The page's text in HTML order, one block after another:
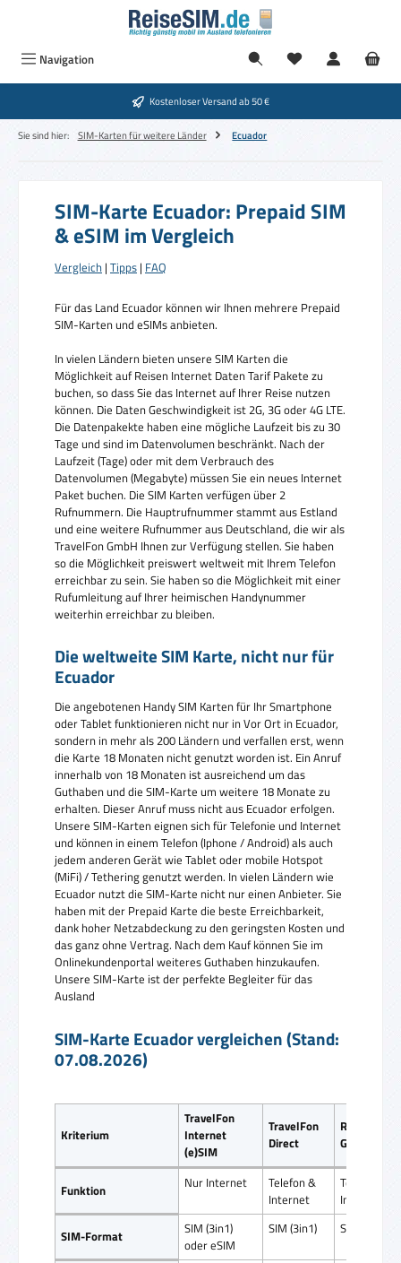
Zum Hauptinhalt springen
Navigation
Kostenloser Versand ab 50 €
Sie sind hier: SIM-Karten für weitere Länder Ecuador
SIM-Karte Ecuador: Prepaid SIM
& eSIM im Vergleich
Vergleich | Tipps | FAQ
Für das Land Ecuador können wir Ihnen mehrere Prepaid
SIM-Karten und eSIMs anbieten.
In vielen Ländern bieten unsere SIM Karten die
Möglichkeit auf Reisen Internet Daten Tarif Pakete zu
buchen, so dass Sie das Internet auf Ihrer Reise nutzen
können. Die Daten Geschwindigkeit ist 2G, 3G oder 4G LTE.
Die Datenpakekte haben eine mögliche Laufzeit bis zu 30
Tage und sind im Datenvolumen beschränkt. Nach der
Laufzeit (Tage) oder mit dem Verbrauch des
Datenvolumen (Megabyte) müssen Sie ein neues Internet
Paket buchen. Die SIM Karten verfügen über 2
Rufnummern. Die Hauptrufnummer stammt aus Estland
und eine weitere Rufnummer aus Deutschland, die wir als
TravelFon GmbH Ihnen zur Verfügung stellen. Sie haben
so die Möglichkeit preiswert weltweit mit Ihrem Telefon
erreichbar zu sein. Sie haben so die Möglichkeit mit einer
Rufumleitung auf Ihrer heimischen Handynummer
weiterhin erreichbar zu bleiben.
Die weltweite SIM Karte, nicht nur für
Ecuador
Die angebotenen Handy SIM Karten für Ihr Smartphone
oder Tablet funktionieren nicht nur in Vor Ort in Ecuador,
sondern in mehr als 200 Ländern und verfallen erst, wenn
die Karte 18 Monaten nicht genutzt worden ist. Ein Anruf
innerhalb von 18 Monaten ist ausreichend um das
Guthaben und die SIM-Karte um weitere 18 Monate zu
erhalten. Dieser Anruf muss nicht aus Ecuador erfolgen.
Unsere SIM-Karten eignen sich für Telefonie und Internet
und können in einem Telefon (Iphone / Android) als auch
jedem anderen Gerät wie Tablet oder mobile Hotspot
(MiFi) / Tethering genutzt werden. In vielen Ländern wie
Ecuador nutzt die SIM-Karte nicht nur einen Anbieter. Sie
haben mit der Prepaid Karte die beste Erreichbarkeit,
dank hoher Netzabdeckung zu den geringsten Kosten und
das ganz ohne Vertrag. Nach dem Kauf können Sie im
Onlinekundenportal weiteres Guthaben hinzukaufen.
Unsere SIM-Karte ist der perfekte Begleiter für das
Ausland
SIM-Karte Ecuador vergleichen (Stand:
07.08.2026)
Kriterium
TravelFon
Internet
(e)SIM
TravelFon
Direct
ReiseSIM
Global SIM
Funktion Nur Internet
Telefon &
Internet
Telefon &
Internet
SIM-Format
SIM (3in1)
oder eSIM
SIM (3in1) SIM (3in1)